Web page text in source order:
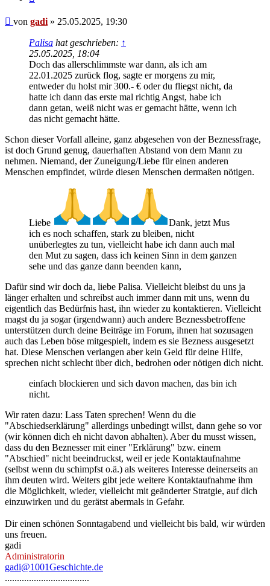
Beitrag
von gadi» 25.05.2025, 19:30
Palisa hat geschrieben: ↑
25.05.2025, 18:04
Doch das allerschlimmste war dann, als ich am
22.01.2025 zurück flog, sagte er morgens zu mir,
entweder du holst mir 300.- € oder du fliegst nicht, da
hatte ich dann das erste mal richtig Angst, habe ich
dann getan, weiß nicht was er gemacht hätte, wenn ich
das nicht gemacht hätte.
Schon dieser Vorfall alleine, ganz abgesehen von der Beznessfrage,
ist doch Grund genug, dauerhaften Abstand von dem Mann zu
nehmen. Niemand, der Zuneigung/Liebe für einen anderen
Menschen empfindet, würde diesen Menschen dermaßen nötigen.
Liebe
Dank, jetzt Mus
ich es noch schaffen, stark zu bleiben, nicht
unüberlegtes zu tun, vielleicht habe ich dann auch mal
den Mut zu sagen, dass ich keinen Sinn in dem ganzen
sehe und das ganze dann beenden kann,
Dafür sind wir doch da, liebe Palisa. Vielleicht bleibst du uns ja
länger erhalten und schreibst auch immer dann mit uns, wenn du
eigentlich das Bedürfnis hast, ihn wieder zu kontaktieren. Vielleicht
magst du ja sogar (irgendwann) auch andere Beznessbetroffene
unterstützen durch deine Beiträge im Forum, ihnen hat sozusagen
auch das Leben böse mitgespielt, indem es sie Bezness ausgesetzt
hat. Diese Menschen verlangen aber kein Geld für deine Hilfe,
sprechen nicht schlecht über dich, bedrohen oder nötigen dich nicht.
einfach blockieren und sich davon machen, das bin ich
nicht.
Wir raten dazu: Lass Taten sprechen! Wenn du die
"Abschiedserklärung" allerdings unbedingt willst, dann gehe so vor
(wir können dich eh nicht davon abhalten). Aber du musst wissen,
dass du den Beznesser mit einer "Erklärung" bzw. einem
"Abschied" nicht beeindruckst, weil er jede Kontaktaufnahme
(selbst wenn du schimpfst o.ä.) als weiteres Interesse deinerseits an
ihm deuten wird. Weiters gibt jede weitere Kontaktaufnahme ihm
die Möglichkeit, wieder, vielleicht mit geänderter Stratgie, auf dich
einzuwirken und du gerätst abermals in Gefahr.
Dir einen schönen Sonntagabend und vielleicht bis bald, wir würden
uns freuen.
gadi
Administratorin
gadi@1001Geschichte.de
...................................